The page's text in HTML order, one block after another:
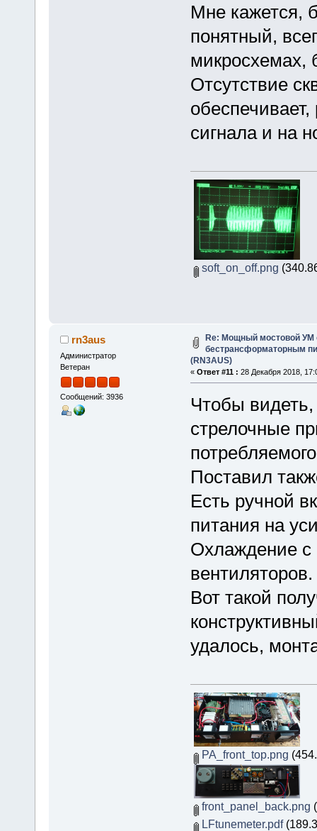
Мне кажется,
понятный,
микросхемах,
Отсутствие
сигнала и на
soft_on_off.png
rn3aus
Администратор
Ветеран
Сообщений: 3936
Re: Мощный мостовой УМ
бестрансформаторным
(RN3AUS)
« Ответ #11 : 28 Декабря 2018,
Чтобы
стрелочные
Поставил
Есть ручной
питания на
Охлаждение
вентиляторов.
Вот такой
удалось,
PA_front_top.png
front_panel_back.png
LFtunemeter.pdf